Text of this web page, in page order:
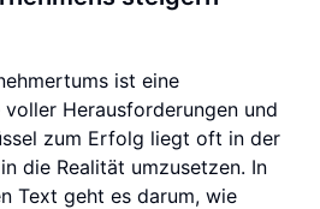
ist eine
voller Herausforderungen und
zum Erfolg liegt oft in der
die Realität umzusetzen. In
Text geht es darum, wie